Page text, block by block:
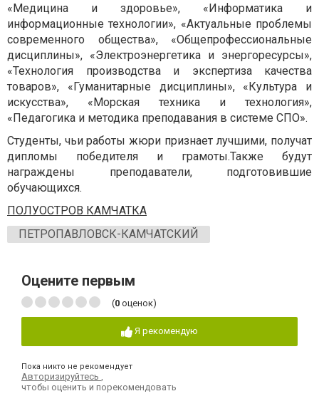
«Медицина и здоровье», «Информатика и
информационные технологии», «Актуальные проблемы
современного общества», «Общепрофессиональные
дисциплины», «Электроэнергетика и энергоресурсы»,
«Технология производства и экспертиза качества
товаров», «Гуманитарные дисциплины», «Культура и
искусства», «Морская техника и технология»,
«Педагогика и методика преподавания в системе СПО».
Студенты, чьи работы жюри признает лучшими, получат
дипломы победителя и грамоты.Также будут
награждены преподаватели, подготовившие
обучающихся.
ПОЛУОСТРОВ КАМЧАТКА
ПЕТРОПАВЛОВСК-КАМЧАТСКИЙ
Оцените первым
(0 оценок)
Я рекомендую
Пока никто не рекомендует
Авторизируйтесь
чтобы оценить и порекомендовать